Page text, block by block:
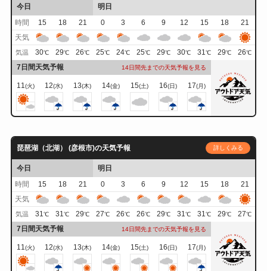
今日
明日
時間
15 18 21 0 3 6 9 12 15 18
21
天気
気温 30℃ 29℃ 26℃ 25℃ 24℃ 25℃ 29℃ 30℃ 31℃ 29℃ 26℃
7日間天気予報 14日間先までの天気予報を見る
11(火) 12(水) 13(木) 14(金) 15(土) 16(日) 17(月)
琵琶湖（北湖） (彦根市)の天気予報 詳しくみる
今日
明日
時間
15 18 21 0 3 6 9 12 15 18
21
天気
気温 31℃ 31℃ 29℃ 27℃ 26℃ 26℃ 29℃ 31℃ 31℃ 29℃ 27℃
7日間天気予報 14日間先までの天気予報を見る
11(火) 12(水) 13(木) 14(金) 15(土) 16(日) 17(月)